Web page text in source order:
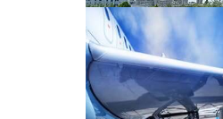
Folha de
Este
formulários,